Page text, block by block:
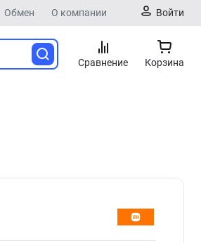
Обмен О компании Войти
Сравнение Корзина